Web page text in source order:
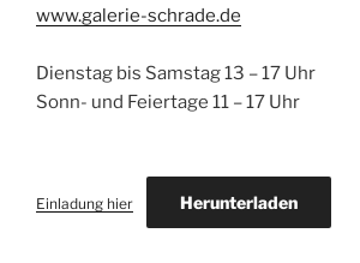
www.galerie-schrade.de
Dienstag bis Samstag 13 – 17 Uhr
Sonn- und Feiertage 11 – 17 Uhr
Einladung hier Herunterladen